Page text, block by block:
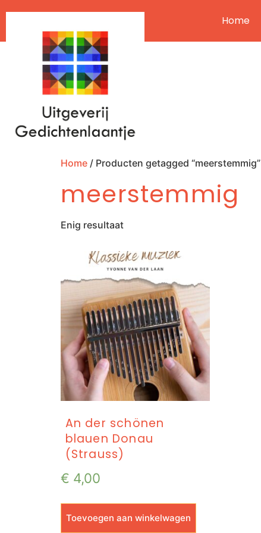
Home
Home / Producten getagged “meerstemmig”
meerstemmig
Enig resultaat
An der schönen
blauen Donau
(Strauss)
€ 4,00
Toevoegen aan winkelwagen